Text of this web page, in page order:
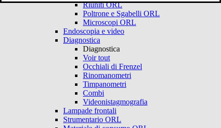
Riuniti ORL
Poltrone e Sgabelli ORL
Microscopi ORL
Endoscopia e video
Diagnostica
Diagnostica
Voir tout
Occhiali di Frenzel
Rinomanometri
Timpanometri
Combi
Videonistagmografia
Lampade frontali
Strumentario ORL